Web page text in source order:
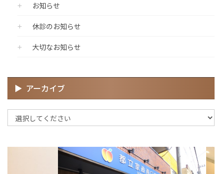
お知らせ
休診のお知らせ
大切なお知らせ
アーカイブ